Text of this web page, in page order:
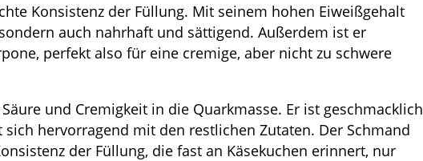
Konsistenz der Füllung. Mit seinem hohen Eiweißgehalt
auch nahrhaft und sättigend. Außerdem ist er
perfekt also für eine cremige, aber nicht zu schwere
und Cremigkeit in die Quarkmasse. Er ist geschmacklich
hervorragend mit den restlichen Zutaten. Der Schmand
der Füllung, die fast an Käsekuchen erinnert, nur